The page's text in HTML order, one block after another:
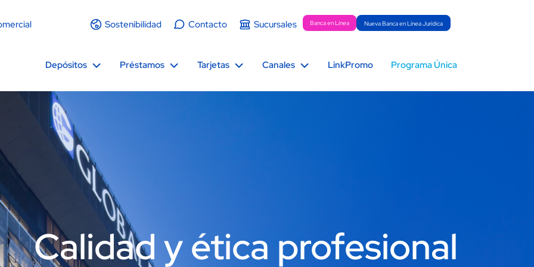
Sostenibilidad Contacto Sucursales Banca en Línea Nueva Banca en Línea Jurídica
Depósitos Préstamos Tarjetas Canales LinkPromo Programa Única
Calidad y ética profesional